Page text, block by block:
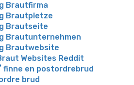
Brautfirma
Brautpletze
Brautseite
Brautunternehmen
Brautwebsite
Websites Reddit
en postordrebrud
brud